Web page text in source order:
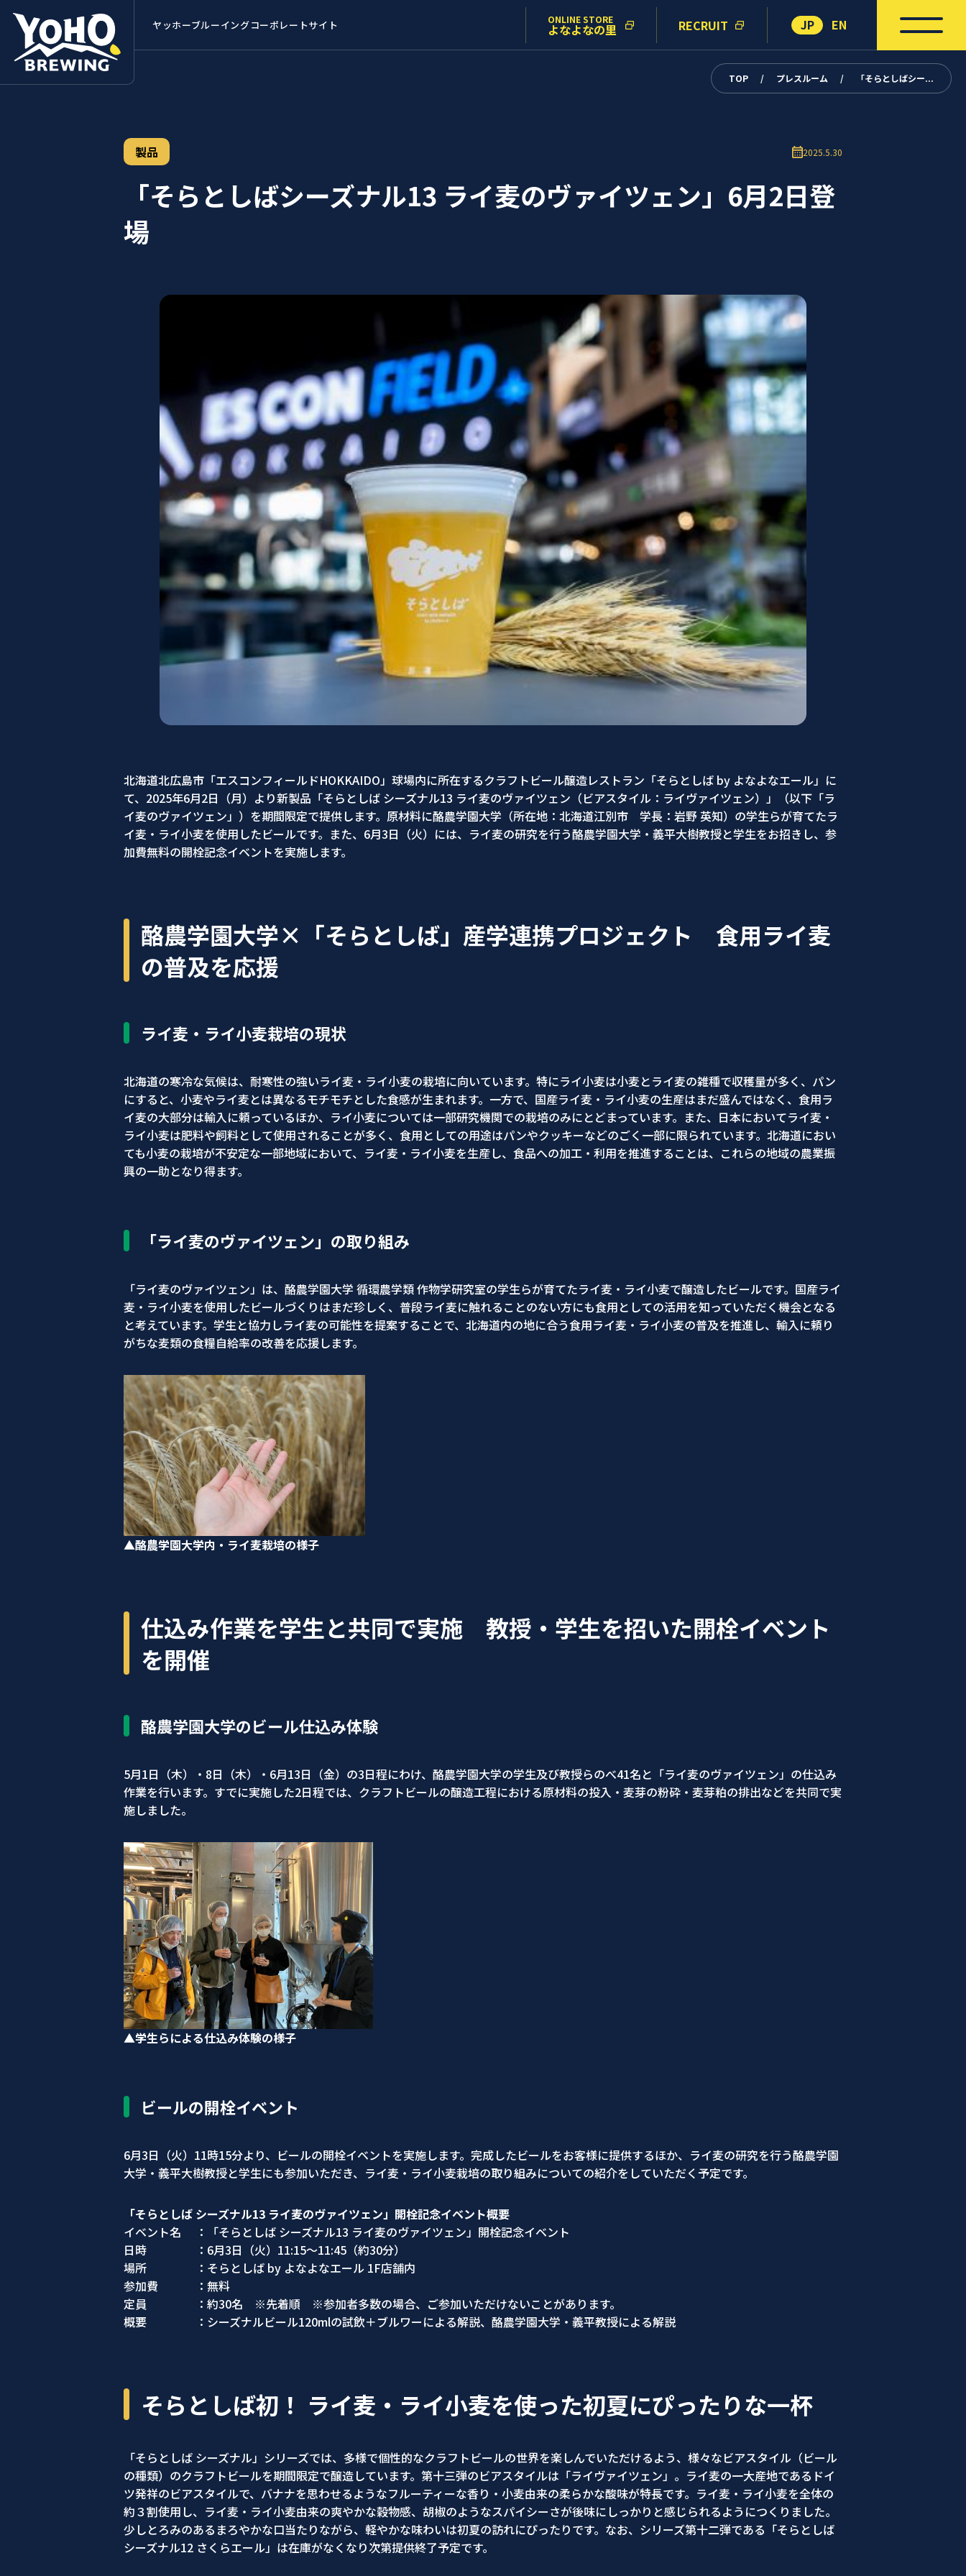
ヤッホーブルーイングコーポレートサイト ONLINE STORE
よなよなの里 RECRUIT JP EN
製品 2025.5.30
TOP / プレスルーム / 「そらとしばシー...
「そらとしばシーズナル13 ライ麦のヴァイツェン」6月2日登
場
北海道北広島市「エスコンフィールドHOKKAIDO」球場内に所在するクラフトビール醸造レストラン「そらとしば by よなよなエール」に
て、2025年6月2日（月）より新製品「そらとしば シーズナル13 ライ麦のヴァイツェン（ビアスタイル：ライヴァイツェン）」（以下「ラ
イ麦のヴァイツェン」）を期間限定で提供します。原材料に酪農学園大学（所在地：北海道江別市 学長：岩野 英知）の学生らが育てたラ
イ麦・ライ小麦を使用したビールです。また、6月3日（火）には、ライ麦の研究を行う酪農学園大学・義平大樹教授と学生をお招きし、参
加費無料の開栓記念イベントを実施します。
酪農学園大学×「そらとしば」産学連携プロジェクト 食用ライ麦
の普及を応援
ライ麦・ライ小麦栽培の現状
北海道の寒冷な気候は、耐寒性の強いライ麦・ライ小麦の栽培に向いています。特にライ小麦は小麦とライ麦の雑種で収穫量が多く、パン
にすると、小麦やライ麦とは異なるモチモチとした食感が生まれます。一方で、国産ライ麦・ライ小麦の生産はまだ盛んではなく、食用ラ
イ麦の大部分は輸入に頼っているほか、ライ小麦については一部研究機関での栽培のみにとどまっています。また、日本においてライ麦・
ライ小麦は肥料や飼料として使用されることが多く、食用としての用途はパンやクッキーなどのごく一部に限られています。北海道におい
ても小麦の栽培が不安定な一部地域において、ライ麦・ライ小麦を生産し、食品への加工・利用を推進することは、これらの地域の農業振
興の一助となり得ます。
「ライ麦のヴァイツェン」の取り組み
「ライ麦のヴァイツェン」は、酪農学園大学 循環農学類 作物学研究室の学生らが育てたライ麦・ライ小麦で醸造したビールです。国産ライ
麦・ライ小麦を使用したビールづくりはまだ珍しく、普段ライ麦に触れることのない方にも食用としての活用を知っていただく機会となる
と考えています。学生と協力しライ麦の可能性を提案することで、北海道内の地に合う食用ライ麦・ライ小麦の普及を推進し、輸入に頼り
がちな麦類の食糧自給率の改善を応援します。
▲酪農学園大学内・ライ麦栽培の様子
仕込み作業を学生と共同で実施 教授・学生を招いた開栓イベント
を開催
酪農学園大学のビール仕込み体験
5月1日（木）・8日（木）・6月13日（金）の3日程にわけ、酪農学園大学の学生及び教授らのべ41名と「ライ麦のヴァイツェン」の仕込み
作業を行います。すでに実施した2日程では、クラフトビールの醸造工程における原材料の投入・麦芽の粉砕・麦芽粕の排出などを共同で実
施しました。
▲学生らによる仕込み体験の様子
ビールの開栓イベント
6月3日（火）11時15分より、ビールの開栓イベントを実施します。完成したビールをお客様に提供するほか、ライ麦の研究を行う酪農学園
大学・義平大樹教授と学生にも参加いただき、ライ麦・ライ小麦栽培の取り組みについての紹介をしていただく予定です。
「そらとしば シーズナル13 ライ麦のヴァイツェン」開栓記念イベント概要
イベント名 ：「そらとしば シーズナル13 ライ麦のヴァイツェン」開栓記念イベント
日時 ：6月3日（火）11:15～11:45（約30分）
場所 ：そらとしば by よなよなエール 1F店舗内
参加費 ：無料
定員 ：約30名 ※先着順 ※参加者多数の場合、ご参加いただけないことがあります。
概要 ：シーズナルビール120mlの試飲＋ブルワーによる解説、酪農学園大学・義平教授による解説
そらとしば初！ ライ麦・ライ小麦を使った初夏にぴったりな一杯
「そらとしば シーズナル」シリーズでは、多様で個性的なクラフトビールの世界を楽しんでいただけるよう、様々なビアスタイル（ビール
の種類）のクラフトビールを期間限定で醸造しています。第十三弾のビアスタイルは「ライヴァイツェン」。ライ麦の一大産地であるドイ
ツ発祥のビアスタイルで、バナナを思わせるようなフルーティーな香り・小麦由来の柔らかな酸味が特長です。ライ麦・ライ小麦を全体の
約３割使用し、ライ麦・ライ小麦由来の爽やかな穀物感、胡椒のようなスパイシーさが後味にしっかりと感じられるようにつくりました。
少しとろみのあるまろやかな口当たりながら、軽やかな味わいは初夏の訪れにぴったりです。なお、シリーズ第十二弾である「そらとしば
シーズナル12 さくらエール」は在庫がなくなり次第提供終了予定です。